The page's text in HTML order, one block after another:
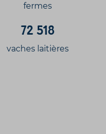
fermes
72 518
vaches laitières